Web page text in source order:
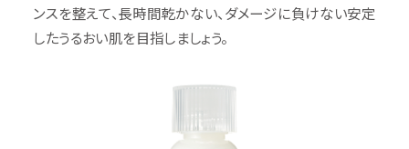
ンスを整えて、長時間乾かない、ダメージに負けない安定
したうるおい肌を目指しましょう。